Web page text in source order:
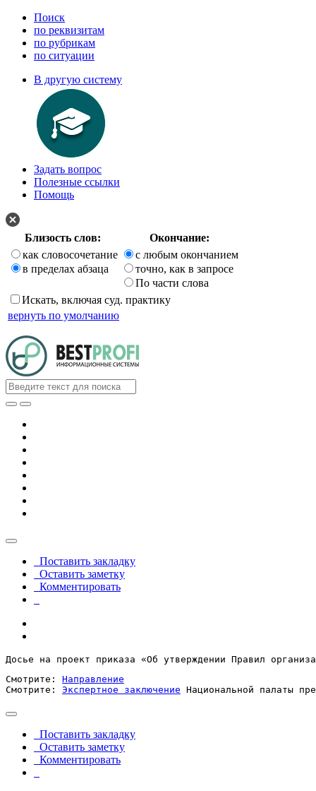
Поиск
по реквизитам
по рубрикам
по ситуации
В другую систему
Задать вопрос
Полезные ссылки
Помощь
Близость слов:
Окончание:
как словосочетание
в пределах абзаца
с любым окончанием
точно, как в запросе
По части слова
Искать, включая суд. практику
вернуть по умолчанию
Поставить закладку
Оставить заметку
Комментировать
Досье на проект приказа «Об утверждении Правил
Смотрите: Направление
Смотрите: Экспертное заключение Национальной палаты
Поставить закладку
Оставить заметку
Комментировать